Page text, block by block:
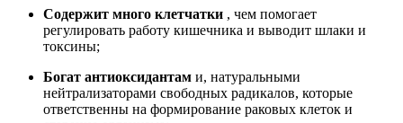
Содержит много клетчатки , чем помогает
регулировать работу кишечника и выводит шлаки и
токсины;
Богат антиоксидантам и, натуральными
нейтрализаторами свободных радикалов, которые
ответственны на формирование раковых клеток и